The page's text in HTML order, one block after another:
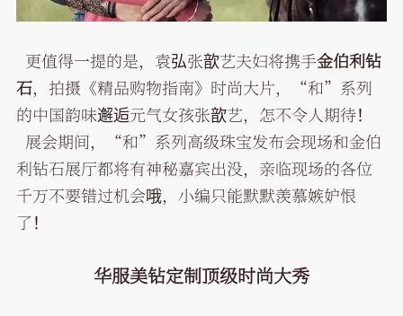
更值得一提的是，袁弘张歆艺夫妇将携手金伯利钻
石，拍摄《精品购物指南》时尚大片，“和”系列
的中国韵味邂逅元气女孩张歆艺，怎不令人期待！
展会期间，“和”系列高级珠宝发布会现场和金伯
利钻石展厅都将有神秘嘉宾出没，亲临现场的各位
千万不要错过机会哦，小编只能默默羡慕嫉妒恨
了！
华服美钻定制顶级时尚大秀